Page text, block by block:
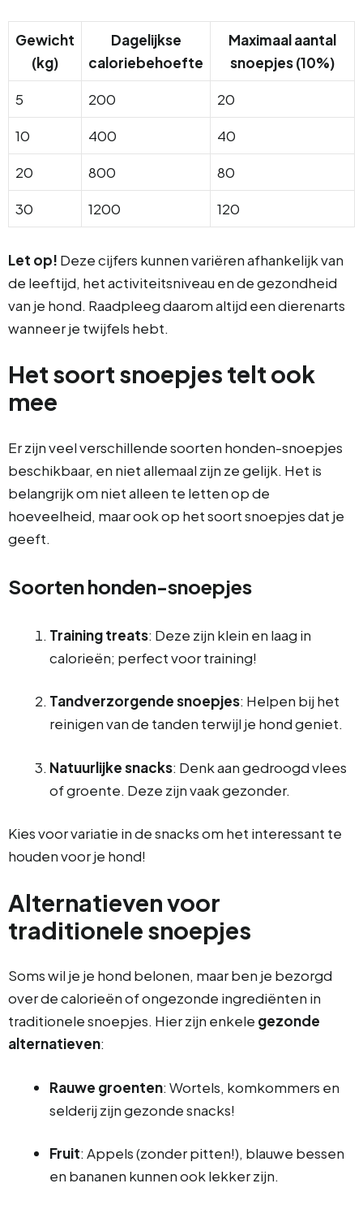
Gewicht
(kg)
Dagelijkse
caloriebehoefte
Maximaal aantal
snoepjes (10%)
5 200 20
10 400 40
20 800 80
30 1200 120
Let op! Deze cijfers kunnen variëren afhankelijk van
de leeftijd, het activiteitsniveau en de gezondheid
van je hond. Raadpleeg daarom altijd een dierenarts
wanneer je twijfels hebt.
Het soort snoepjes telt ook
mee
Er zijn veel verschillende soorten honden-snoepjes
beschikbaar, en niet allemaal zijn ze gelijk. Het is
belangrijk om niet alleen te letten op de
hoeveelheid, maar ook op het soort snoepjes dat je
geeft.
Soorten honden-snoepjes
Training treats: Deze zijn klein en laag in
calorieën; perfect voor training!
Tandverzorgende snoepjes: Helpen bij het
reinigen van de tanden terwijl je hond geniet.
Natuurlijke snacks: Denk aan gedroogd vlees
of groente. Deze zijn vaak gezonder.
Kies voor variatie in de snacks om het interessant te
houden voor je hond!
Alternatieven voor
traditionele snoepjes
Soms wil je je hond belonen, maar ben je bezorgd
over de calorieën of ongezonde ingrediënten in
traditionele snoepjes. Hier zijn enkele gezonde
alternatieven:
Rauwe groenten: Wortels, komkommers en
selderij zijn gezonde snacks!
Fruit: Appels (zonder pitten!), blauwe bessen
en bananen kunnen ook lekker zijn.